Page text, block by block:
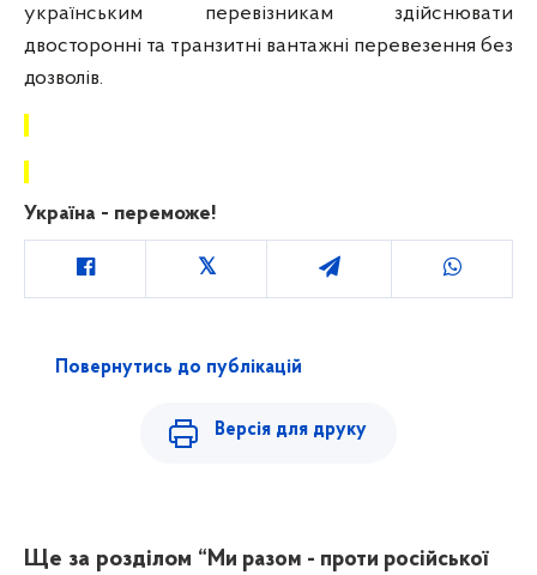
українським перевізникам здійснювати
двосторонні та транзитні вантажні перевезення без
дозволів.
Україна - переможе!
Повернутись до публікацій
Версія для друку
Ще за розділом “Ми разом - проти російської